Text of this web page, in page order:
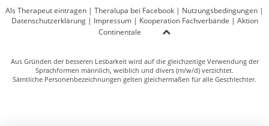
Als Therapeut eintragen | Theralupa bei Facebook | Nutzungsbedingungen |
Datenschutzerklärung| Impressum| Kooperation Fachverbände | Aktion
Continentale
Aus Gründen der besseren Lesbarkeit wird auf die gleichzeitige Verwendung der
Sprachformen männlich, weiblich und divers (m/w/d) verzichtet.
Sämtliche Personenbezeichnungen gelten gleichermaßen für alle Geschlechter.